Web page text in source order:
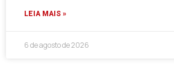
LEIA MAIS »
6 de agosto de 2026